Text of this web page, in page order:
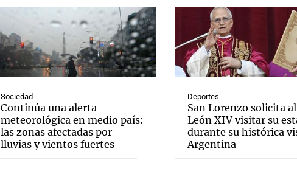
Sociedad
Continúa una alerta
meteorológica en medio país:
las zonas afectadas por
lluvias y vientos fuertes
Deportes
San Lorenzo solicita
León XIV visitar su
durante su histórica
Argentina
Notas
El huracán de Arequito Cadena 3